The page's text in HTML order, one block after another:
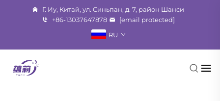
Г. Иу, Китай, ул. Синьпан, д. 7, район Шанси
+86-13037647878
[email protected]
RU